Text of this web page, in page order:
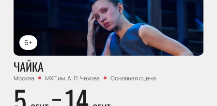
6+
ЧАЙКА
Москва МХТ им. А. П. Чехова Основная сцена